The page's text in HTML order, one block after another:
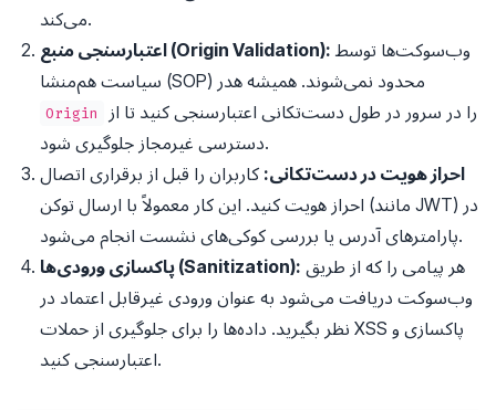
می‌کند.
اعتبارسنجی منبع (Origin Validation):
سیاست هم‌منشا (SOP) محدود نمی‌شوند. همیشه هدر
Origin
دسترسی غیرمجاز جلوگیری شود.
احراز هویت در دست‌تکانی: کاربران را قبل از برقراری اتصال
احراز هویت کنید. این کار معمولاً با ارسال توکن (مانند JWT) در
پارامترهای آدرس یا بررسی کوکی‌های نشست انجام می‌شود.
پاکسازی ورودی‌ها (Sanitization):
وب‌سوکت دریافت می‌شود به عنوان ورودی غیرقابل اعتماد در
نظر بگیرید. داده‌ها را برای جلوگیری از حملات XSS پاکسازی و
اعتبارسنجی کنید.